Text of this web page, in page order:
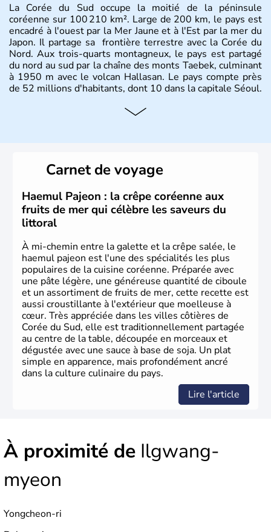
La Corée du Sud occupe la moitié de la péninsule
coréenne sur 100 210 km². Large de 200 km, le pays est
encadré à l'ouest par la Mer Jaune et à l'Est par la mer du
Japon. Il partage sa frontière terrestre avec la Corée du
Nord. Aux trois-quarts montagneux, le pays est partagé
du nord au sud par la chaîne des monts Taebek, culminant
à 1950 m avec le volcan Hallasan. Le pays compte près
de 52 millions d'habitants, dont 10 dans la capitale Séoul.
Histoire et administration
christianisme et le bouddhisme en sont les deux
principales religions. Ce pays partage sa culture avec la
Corée du Nord. Les Jeux Olympiques s’y sont déroulés en
1988, de même que la Coupe du Monde de football en
2002, en collaboration avec le Japon.
Carnet de voyage
Haemul Pajeon : la crêpe coréenne aux
fruits de mer qui célèbre les saveurs du
littoral
À mi-chemin entre la galette et la crêpe salée, le
haemul pajeon est l'une des spécialités les plus
populaires de la cuisine coréenne. Préparée avec
une pâte légère, une généreuse quantité de ciboule
et un assortiment de fruits de mer, cette recette est
aussi croustillante à l'extérieur que moelleuse à
cœur. Très appréciée dans les villes côtières de
Corée du Sud, elle est traditionnellement partagée
au centre de la table, découpée en morceaux et
dégustée avec une sauce à base de soja. Un plat
simple en apparence, mais profondément ancré
dans la culture culinaire du pays.
Lire l'article
À proximité de Ilgwang-
myeon
Yongcheon-ri